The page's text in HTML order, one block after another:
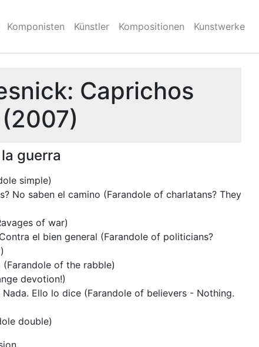
Komponisten Künstler Kompositionen Kunstwerke
Caprichos
guerra
simple)
No saben el camino (Farandole of charlatans? They
of war)
el bien general (Farandole of politicians?
of the rabble)
devotion!)
Nada. Ello lo dice (Farandole of believers - Nothing.
double)